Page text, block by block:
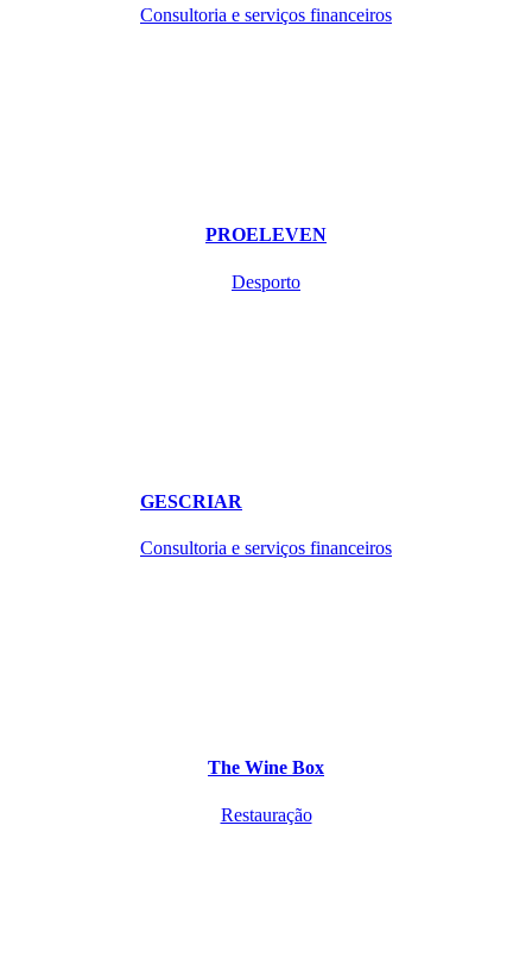
Consultoria e serviços financeiros
PROELEVEN
Desporto
GESCRIAR
Consultoria e serviços financeiros
The Wine Box
Restauração